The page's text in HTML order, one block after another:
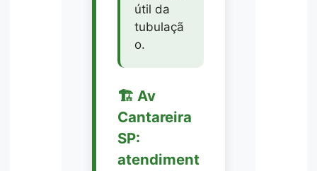
útil da
tubulaçã
o.
🏗️ Av
Cantareira
SP:
atendiment